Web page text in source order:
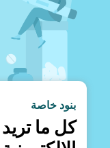
بنود خاصة
كل ما تريد